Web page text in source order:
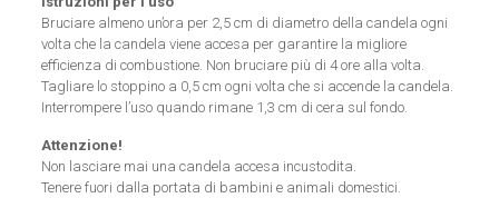
Bruciare almeno un’ora per 2,5 cm di diametro della candela ogni
volta che la candela viene accesa per garantire la migliore
efficienza di combustione. Non bruciare più di 4 ore alla volta.
Tagliare lo stoppino a 0,5 cm ogni volta che si accende la candela.
Interrompere l’uso quando rimane 1,3 cm di cera sul fondo.
Attenzione!
Non lasciare mai una candela accesa incustodita.
Tenere fuori dalla portata di bambini e animali domestici.